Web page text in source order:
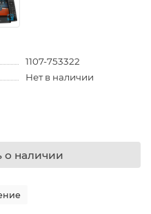
1107-753322
Нет в наличии
о наличии